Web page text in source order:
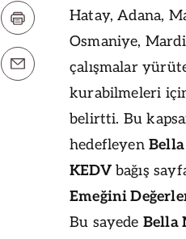
Hatay, Adana,
Osmaniye,
çalışmalar
kurabilmeleri
belirtti. Bu
hedefleyen
KEDVbağış
Emeğini
Bu sayede Bella